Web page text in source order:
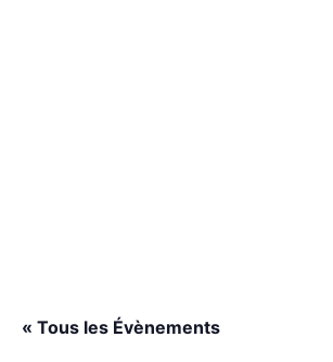
« Tous les Évènements